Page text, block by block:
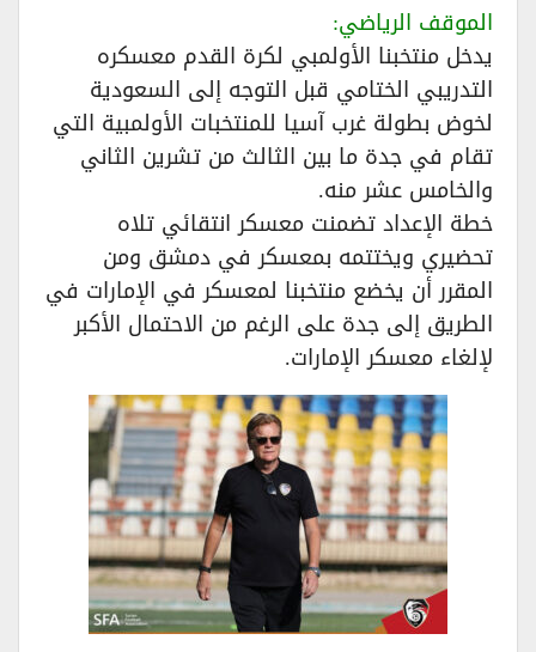
الموقف الرياضي:
يدخل منتخبنا الأولمبي لكرة القدم معسكره
التدريبي الختامي قبل التوجه إلى السعودية
لخوض بطولة غرب آسيا للمنتخبات الأولمبية التي
تقام في جدة ما بين الثالث من تشرين الثاني
والخامس عشر منه.
خطة الإعداد تضمنت معسكر انتقائي تلاه
تحضيري ويختتمه بمعسكر في دمشق ومن
المقرر أن يخضع منتخبنا لمعسكر في الإمارات في
الطريق إلى جدة على الرغم من الاحتمال الأكبر
لإلغاء معسكر الإمارات.